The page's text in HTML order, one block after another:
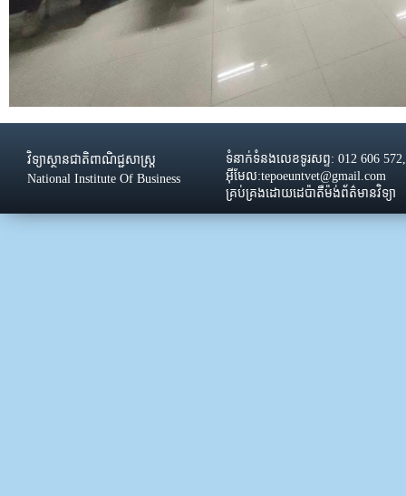
វិទ្យាស្ថានជាតិពាណិជ្ជសាស្រ្ដ
National Institute Of Business
ទំនាក់ទំនងលេខទូរសព្ទ: 012 606
អ៊ីមែល:tepoeuntvet@gmail.com
គ្រប់គ្រងដោយដេប៉ាតឺម៉ង់ព័ត៌មានវិទ្យា